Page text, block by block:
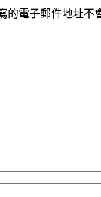
的電子郵件地址不